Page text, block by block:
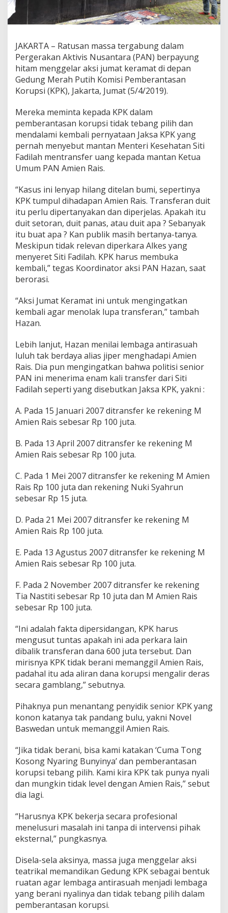
D
t
l
a
n
B
u
m
P
A
N
G
l
a
A
k
s
i
I
n
g
a
t
k
K
P
K
n
t
a
s
k
a
K
a
s
s
JAKARTA – Ratusan massa tergabung dalam
Pergerakan Aktivis Nusantara (PAN) berpayung
hitam menggelar aksi jumat keramat di depan
Gedung Merah Putih Komisi Pemberantasan
Korupsi (KPK), Jakarta, Jumat (5/4/2019).
Mereka meminta kepada KPK dalam
pemberantasan korupsi tidak tebang pilih dan
mendalami kembali pernyataan Jaksa KPK yang
pernah menyebut mantan Menteri Kesehatan Siti
Fadilah mentransfer uang kepada mantan Ketua
Umum PAN Amien Rais.
“Kasus ini lenyap hilang ditelan bumi, sepertinya
KPK tumpul dihadapan Amien Rais. Transferan duit
itu perlu dipertanyakan dan diperjelas. Apakah itu
duit setoran, duit panas, atau duit apa ? Sebanyak
itu buat apa ? Kan publik masih bertanya-tanya.
Meskipun tidak relevan diperkara Alkes yang
menyeret Siti Fadilah. KPK harus membuka
kembali,” tegas Koordinator aksi PAN Hazan, saat
berorasi.
“Aksi Jumat Keramat ini untuk mengingatkan
kembali agar menolak lupa transferan,” tambah
Hazan.
Lebih lanjut, Hazan menilai lembaga antirasuah
luluh tak berdaya alias jiper menghadapi Amien
Rais. Dia pun mengingatkan bahwa politisi senior
PAN ini menerima enam kali transfer dari Siti
Fadilah seperti yang disebutkan Jaksa KPK, yakni :
A. Pada 15 Januari 2007 ditransfer ke rekening M
Amien Rais sebesar Rp 100 juta.
B. Pada 13 April 2007 ditransfer ke rekening M
Amien Rais sebesar Rp 100 juta.
C. Pada 1 Mei 2007 ditransfer ke rekening M Amien
Rais Rp 100 juta dan rekening Nuki Syahrun
sebesar Rp 15 juta.
D. Pada 21 Mei 2007 ditransfer ke rekening M
Amien Rais Rp 100 juta.
E. Pada 13 Agustus 2007 ditransfer ke rekening M
Amien Rais sebesar Rp 100 juta.
F. Pada 2 November 2007 ditransfer ke rekening
Tia Nastiti sebesar Rp 10 juta dan M Amien Rais
sebesar Rp 100 juta.
“Ini adalah fakta dipersidangan, KPK harus
mengusut tuntas apakah ini ada perkara lain
dibalik transferan dana 600 juta tersebut. Dan
mirisnya KPK tidak berani memanggil Amien Rais,
padahal itu ada aliran dana korupsi mengalir deras
secara gamblang,” sebutnya.
Pihaknya pun menantang penyidik senior KPK yang
konon katanya tak pandang bulu, yakni Novel
Baswedan untuk memanggil Amien Rais.
“Jika tidak berani, bisa kami katakan ‘Cuma Tong
Kosong Nyaring Bunyinya’ dan pemberantasan
korupsi tebang pilih. Kami kira KPK tak punya nyali
dan mungkin tidak level dengan Amien Rais,” sebut
dia lagi.
“Harusnya KPK bekerja secara profesional
menelusuri masalah ini tanpa di intervensi pihak
eksternal,” pungkasnya.
Disela-sela aksinya, massa juga menggelar aksi
teatrikal memandikan Gedung KPK sebagai bentuk
ruatan agar lembaga antirasuah menjadi lembaga
yang berani nyalinya dan tidak tebang pilih dalam
pemberantasan korupsi.